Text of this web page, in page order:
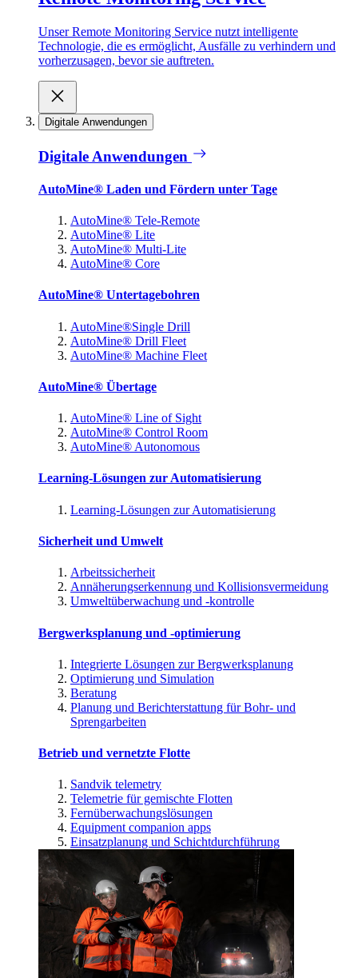
Unser Remote Monitoring Service nutzt intelligente
Technologie, die es ermöglicht, Ausfälle zu verhindern und
vorherzusagen, bevor sie auftreten.
Digitale Anwendungen
Digitale Anwendungen
AutoMine® Laden und Fördern unter Tage
AutoMine® Tele-Remote
AutoMine® Lite
AutoMine® Multi-Lite
AutoMine® Core
AutoMine® Untertagebohren
AutoMine®Single Drill
AutoMine® Drill Fleet
AutoMine® Machine Fleet
AutoMine® Übertage
AutoMine® Line of Sight
AutoMine® Control Room
AutoMine® Autonomous
Learning-Lösungen zur Automatisierung
Learning-Lösungen zur Automatisierung
Sicherheit und Umwelt
Arbeitssicherheit
Annäherungserkennung und Kollisionsvermeidung
Umweltüberwachung und -kontrolle
Bergwerksplanung und -optimierung
Integrierte Lösungen zur Bergwerksplanung
Optimierung und Simulation
Beratung
Planung und Berichterstattung für Bohr- und
Sprengarbeiten
Betrieb und vernetzte Flotte
Sandvik telemetry
Telemetrie für gemischte Flotten
Fernüberwachungslösungen
Equipment companion apps
Einsatzplanung und Schichtdurchführung